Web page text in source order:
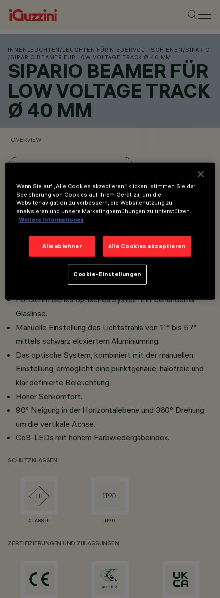
INNENLEUCHTEN /LEUCHTEN FÜR NIEDERVOLT-SCHIENEN /SIPARIO
/SIPARIO BEAMER FÜR LOW VOLTAGE TRACK Ø 40 MM
SIPARIO BEAMER FÜR
LOW VOLTAGE TRACK
Ø 40 MM
OVERVIEW
Overview
Miniaturisierte Strahler mit integriertem, im Adapter
versenkten DC/DC-Wandler.
Adapterverbindung zur Schiene ohne Werkzeug.
Strahlerkörper aus Aluminiumdruckguss.
Fortschrittliches optisches System mit behandelter
Glaslinse.
Manuelle Einstellung des Lichtstrahls von 11° bis 57°
mittels schwarz eloxiertem Aluminiumring.
Das optische System, kombiniert mit der manuellen
Einstellung, ermöglicht eine punktgenaue, halofreie und
klar definierte Beleuchtung.
Hoher Sehkomfort.
90° Neigung in der Horizontalebene und 360° Drehung
um die vertikale Achse.
CoB-LEDs mit hohem Farbwiedergabeindex.
SCHUTZKLASSEN
CLASS III IP20
ZERTIFIZIERUNGEN UND ZULASSUNGEN
Wenn Sie auf „Alle Cookies akzeptieren“ klicken, stimmen Sie der
Speicherung von Cookies auf Ihrem Gerät zu, um die
Websitenavigation zu verbessern, die Websitenutzung zu
analysieren und unsere Marketingbemühungen zu unterstützen.
Weitere Informationen
Alle ablehnen Alle Cookies akzeptieren
Cookie-Einstellungen